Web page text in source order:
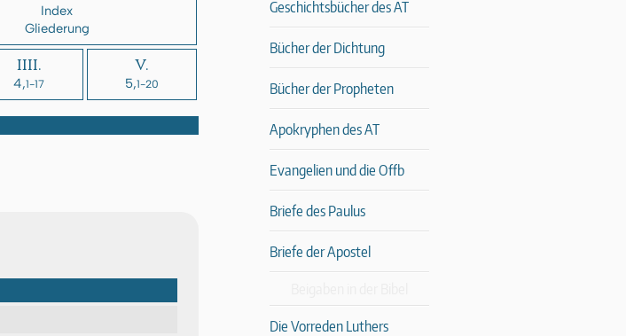
Index
Gliederung
IIII.
4,1-17
V.
5,1-20
Geschichtsbücher des AT
Bücher der Dichtung
Bücher der Propheten
Apokryphen des AT
Evangelien und die Offb
Briefe des Paulus
Briefe der Apostel
Die Vorreden Luthers